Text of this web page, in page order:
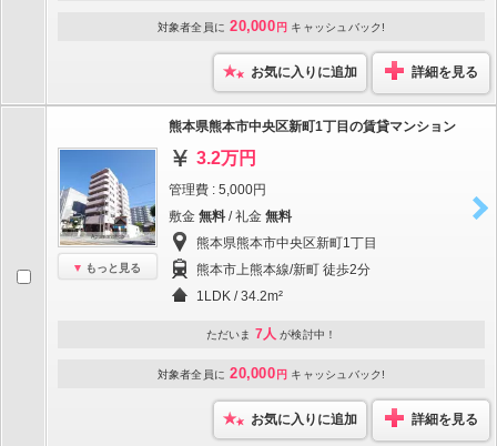
対象者全員に 20,000 円 キャッシュバック!
お気に入りに追加 詳細を見る
もっと見る
熊本県熊本市中央区新町1丁目の賃貸マンション
3.2万円
管理費 : 5,000円
敷金 無料 / 礼金 無料
熊本県熊本市中央区新町1丁目
熊本市上熊本線/新町 徒歩2分
1LDK / 34.2m²
ただいま 7人 が検討中！
対象者全員に 20,000 円 キャッシュバック!
お気に入りに追加 詳細を見る